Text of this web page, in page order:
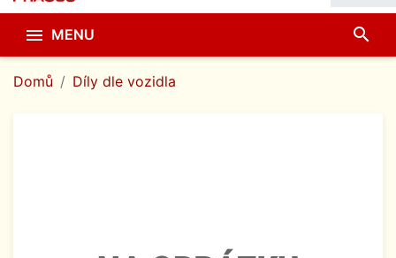
 MENU search
Domů Díly dle vozidla